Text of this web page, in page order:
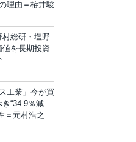
理由＝栫井駿
村総研・塩野
を長期投資
工業」今が買
“34.9％減
＝元村浩之